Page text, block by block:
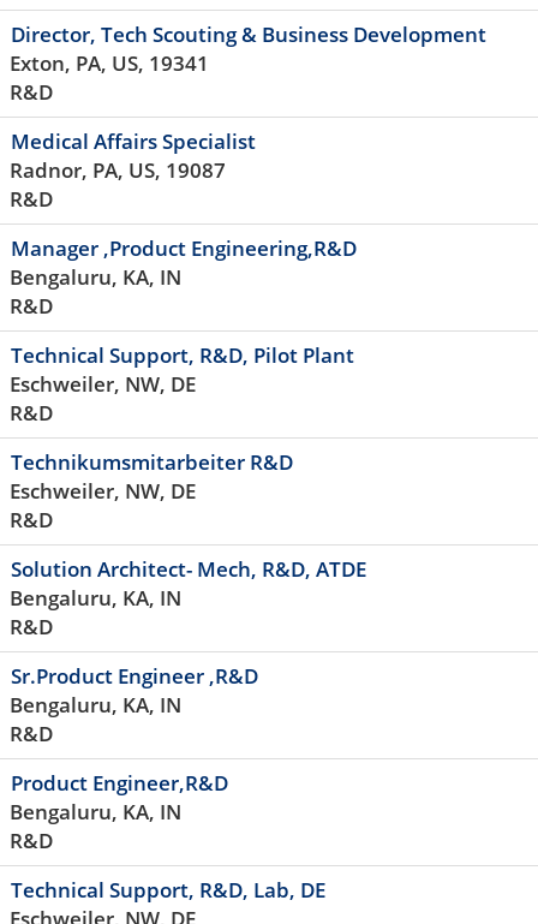
Director, Tech Scouting & Business Development
Exton, PA, US, 19341
R&D
Medical Affairs Specialist
Radnor, PA, US, 19087
R&D
Manager ,Product Engineering,R&D
Bengaluru, KA, IN
R&D
Technical Support, R&D, Pilot Plant
Eschweiler, NW, DE
R&D
Technikumsmitarbeiter R&D
Eschweiler, NW, DE
R&D
Solution Architect- Mech, R&D, ATDE
Bengaluru, KA, IN
R&D
Sr.Product Engineer ,R&D
Bengaluru, KA, IN
R&D
Product Engineer,R&D
Bengaluru, KA, IN
R&D
Technical Support, R&D, Lab, DE